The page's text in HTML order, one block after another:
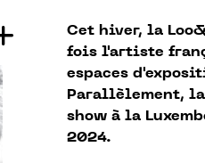
Cet hiver, la
fois l'artiste
espaces
Parallèlement,
show à la
2024.